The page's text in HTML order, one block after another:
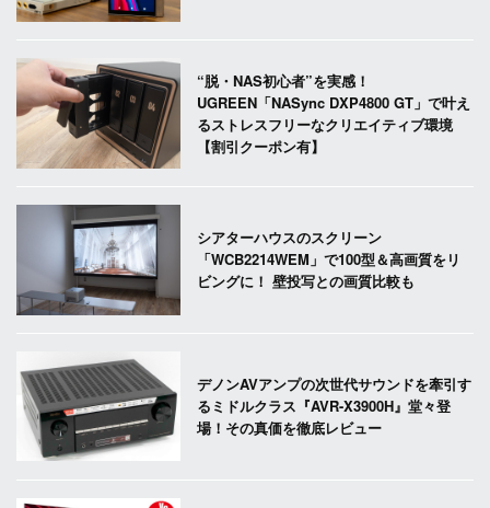
“脱・NAS初心者”を実感！
UGREEN「NASync DXP4800 GT」で叶え
るストレスフリーなクリエイティブ環境
【割引クーポン有】
シアターハウスのスクリーン
「WCB2214WEM」で100型＆高画質をリ
ビングに！ 壁投写との画質比較も
デノンAVアンプの次世代サウンドを牽引す
るミドルクラス『AVR-X3900H』堂々登
場！その真価を徹底レビュー